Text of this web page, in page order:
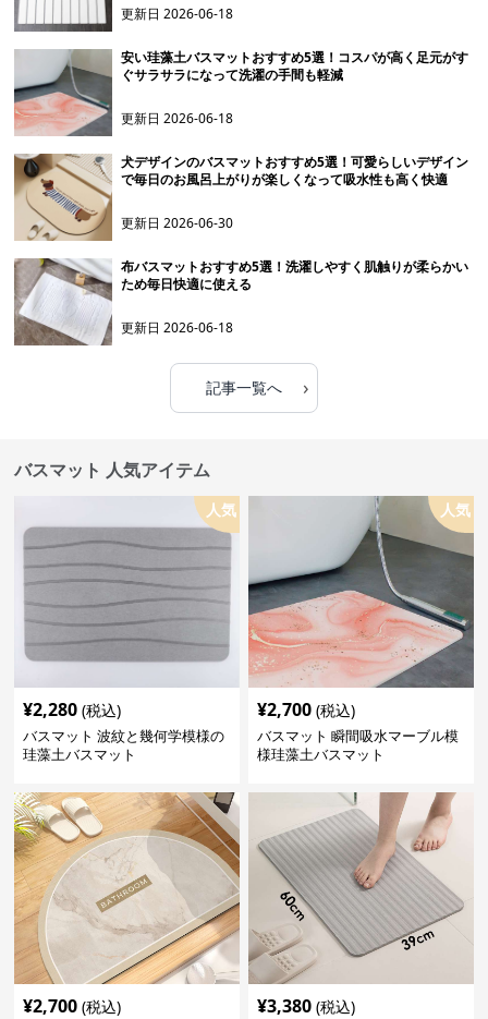
更新日2026-06-18
安い珪藻土バスマットおすすめ5選！コスパが高く足元がす
ぐサラサラになって洗濯の手間も軽減
更新日2026-06-18
犬デザインのバスマットおすすめ5選！可愛らしいデザイン
で毎日のお風呂上がりが楽しくなって吸水性も高く快適
更新日2026-06-30
布バスマットおすすめ5選！洗濯しやすく肌触りが柔らかい
ため毎日快適に使える
更新日2026-06-18
記事一覧へ ›
バスマット 人気アイテム
人気
¥2,280 (税込)
バスマット 波紋と幾何学模様の
珪藻土バスマット
人気
¥2,700 (税込)
バスマット 瞬間吸水マーブル模
様珪藻土バスマット
¥2,700 (税込) ¥3,380 (税込)